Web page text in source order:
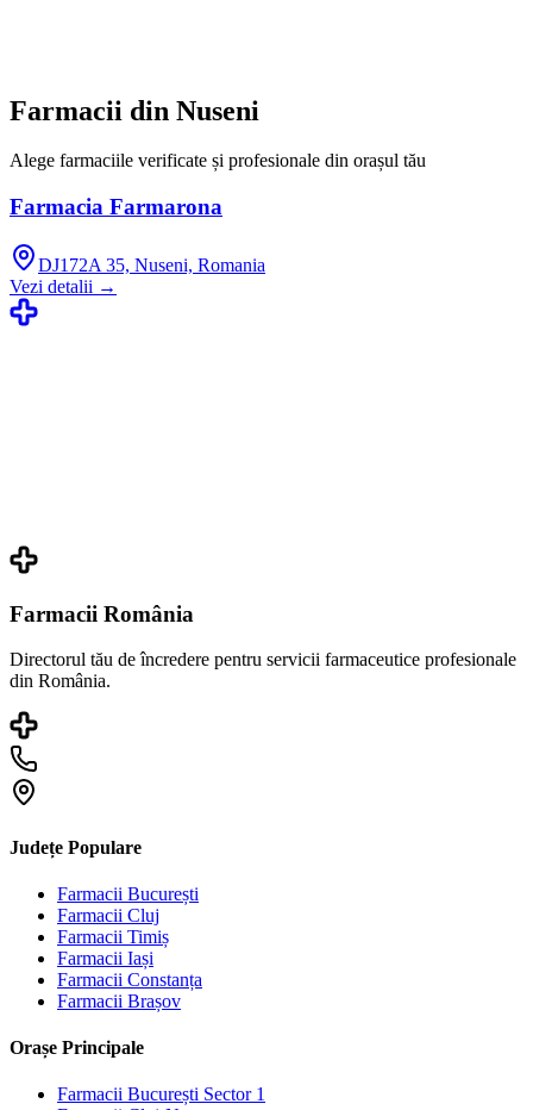
Farmacii din Nuseni
Alege farmaciile verificate și profesionale din orașul tău
Farmacia Farmarona
DJ172A 35, Nuseni, Romania
Vezi detalii →
Farmacii România
Directorul tău de încredere pentru servicii farmaceutice profesionale
din România.
Județe Populare
Farmacii București
Farmacii Cluj
Farmacii Timiș
Farmacii Iași
Farmacii Constanța
Farmacii Brașov
Orașe Principale
Farmacii București Sector 1